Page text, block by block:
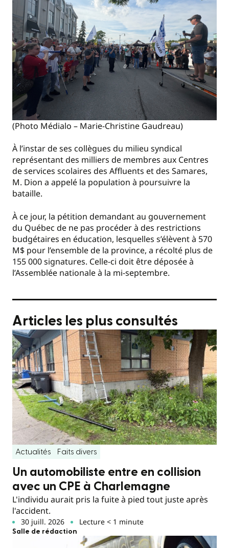
(Photo Médialo – Marie-Christine Gaudreau)
À l’instar de ses collègues du milieu syndical
représentant des milliers de membres aux Centres
de services scolaires des Affluents et des Samares,
M. Dion a appelé la population à poursuivre la
bataille.
À ce jour, la pétition demandant au gouvernement
du Québec de ne pas procéder à des restrictions
budgétaires en éducation, lesquelles s’élèvent à 570
M$ pour l’ensemble de la province, a récolté plus de
155 000 signatures. Celle-ci doit être déposée à
l’Assemblée nationale à la mi-septembre.
Articles les plus consultés
Actualités Faits divers
Un automobiliste entre en collision
avec un CPE à Charlemagne
L'individu aurait pris la fuite à pied tout juste après
l'accident.
30 juill. 2026 Lecture < 1 minute
Salle de rédaction